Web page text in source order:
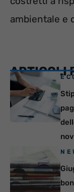
ambientale e
ARTICOLI